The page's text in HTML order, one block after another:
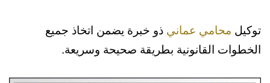
توكيل محامي عماني ذو خبرة يضمن اتخاذ جميع
الخطوات القانونية بطريقة صحيحة وسريعة.